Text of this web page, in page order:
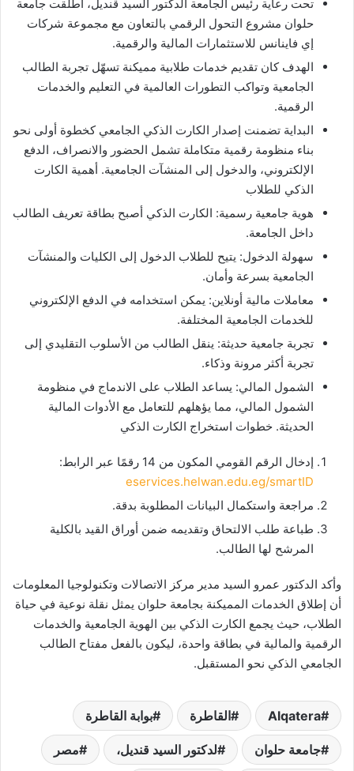
تحت رعاية رئيس الجامعة الدكتور السيد قنديل، أطلقت جامعة
حلوان مشروع التحول الرقمي بالتعاون مع مجموعة شركات
إي فاينانس للاستثمارات المالية والرقمية.
الهدف كان تقديم خدمات طلابية مميكنة تسهّل تجربة الطالب
الجامعية وتواكب التطورات العالمية في التعليم والخدمات
الرقمية.
البداية تضمنت إصدار الكارت الذكي الجامعي كخطوة أولى نحو
بناء منظومة رقمية متكاملة تشمل الحضور والانصراف، الدفع
الإلكتروني، والدخول إلى المنشآت الجامعية. أهمية الكارت
الذكي للطلاب
هوية جامعية رسمية: الكارت الذكي أصبح بطاقة تعريف الطالب
داخل الجامعة.
سهولة الدخول: يتيح للطلاب الدخول إلى الكليات والمنشآت
الجامعية بسرعة وأمان.
معاملات مالية أونلاين: يمكن استخدامه في الدفع الإلكتروني
للخدمات الجامعية المختلفة.
تجربة جامعية حديثة: ينقل الطالب من الأسلوب التقليدي إلى
تجربة أكثر مرونة وذكاء.
الشمول المالي: يساعد الطلاب على الاندماج في منظومة
الشمول المالي، مما يؤهلهم للتعامل مع الأدوات المالية
الحديثة. خطوات استخراج الكارت الذكي
إدخال الرقم القومي المكون من 14 رقمًا عبر الرابط:
eservices.helwan.edu.eg/smartID
مراجعة واستكمال البيانات المطلوبة بدقة.
طباعة طلب الالتحاق وتقديمه ضمن أوراق القيد بالكلية
المرشح لها الطالب.
وأكد الدكتور عمرو السيد مدير مركز الاتصالات وتكنولوجيا المعلومات
أن إطلاق الخدمات المميكنة بجامعة حلوان يمثل نقلة نوعية في حياة
الطلاب، حيث يجمع الكارت الذكي بين الهوية الجامعية والخدمات
الرقمية والمالية في بطاقة واحدة، ليكون بالفعل مفتاح الطالب
الجامعي الذكي نحو المستقبل.
Alqatera القاطرة بوابة القاطرة
جامعة حلوان لدكتور السيد قنديل، مصر